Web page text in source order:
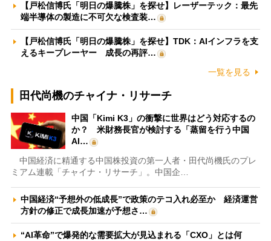
【戸松信博氏「明日の爆騰株」を探せ】レーザーテック：最先
端半導体の製造に不可欠な検査装…
【戸松信博氏「明日の爆騰株」を探せ】TDK：AIインフラを支
えるキープレーヤー 成長の再評…
一覧を見る
田代尚機のチャイナ・リサーチ
中国「Kimi K3」の衝撃に世界はどう対応するの
か？ 米財務長官が検討する「蒸留を行う中国
AI…
中国経済に精通する中国株投資の第一人者・田代尚機氏のプレ
ミアム連載「チャイナ・リサーチ」。中国企…
中国経済“予想外の低成長”で政策のテコ入れ必至か 経済運営
方針の修正で成長加速が予想さ…
“AI革命”で爆発的な需要拡大が見込まれる「CXO」とは何